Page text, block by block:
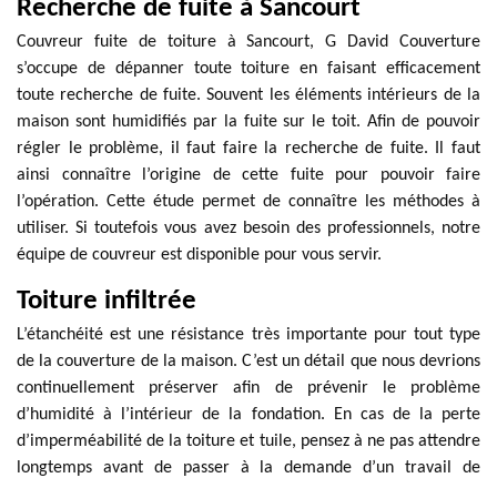
Recherche de fuite à Sancourt
Couvreur fuite de toiture à Sancourt, G David Couverture
s’occupe de dépanner toute toiture en faisant efficacement
toute recherche de fuite. Souvent les éléments intérieurs de la
maison sont humidifiés par la fuite sur le toit. Afin de pouvoir
régler le problème, il faut faire la recherche de fuite. Il faut
ainsi connaître l’origine de cette fuite pour pouvoir faire
l’opération. Cette étude permet de connaître les méthodes à
utiliser. Si toutefois vous avez besoin des professionnels, notre
équipe de couvreur est disponible pour vous servir.
Toiture infiltrée
L’étanchéité est une résistance très importante pour tout type
de la couverture de la maison. C’est un détail que nous devrions
continuellement préserver afin de prévenir le problème
d’humidité à l’intérieur de la fondation. En cas de la perte
d’imperméabilité de la toiture et tuile, pensez à ne pas attendre
longtemps avant de passer à la demande d’un travail de